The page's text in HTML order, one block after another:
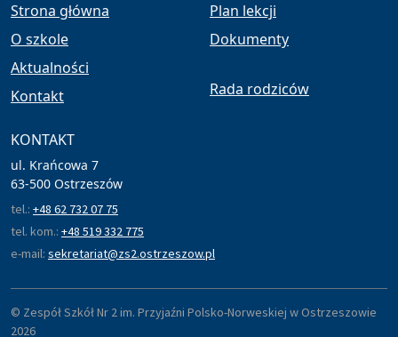
Strona główna
O szkole
Aktualności
Kontakt
Plan lekcji
Dokumenty
Rada rodziców
KONTAKT
ul. Krańcowa 7
63-500 Ostrzeszów
tel.: +48 62 732 07 75
tel. kom.: +48 519 332 775
e-mail: sekretariat@zs2.ostrzeszow.pl
© Zespół Szkół Nr 2 im. Przyjaźni Polsko-Norweskiej w Ostrzeszowie
2026